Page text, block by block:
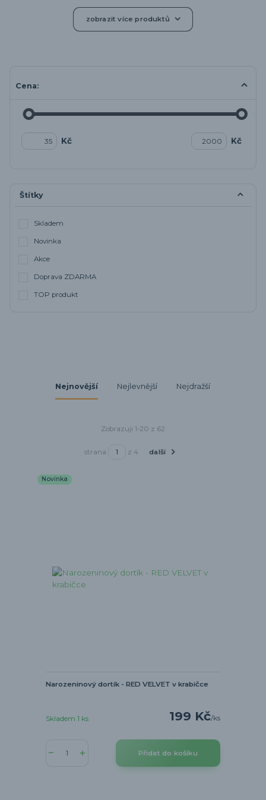
zobrazit více produktů
Cena:
Kč Kč
Štítky
Skladem
Novinka
Akce
Doprava ZDARMA
TOP produkt
Nejnovější Nejlevnější Nejdražší
Zobrazuji 1-20 z 62
strana z 4 další
Novinka
Narozeninový dortík - RED VELVET v krabičce
199 Kč/ks
Skladem 1 ks
Přidat do košíku